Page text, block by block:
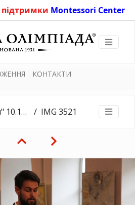
Montessori Center
КОНТАКТИ
IMG 3521